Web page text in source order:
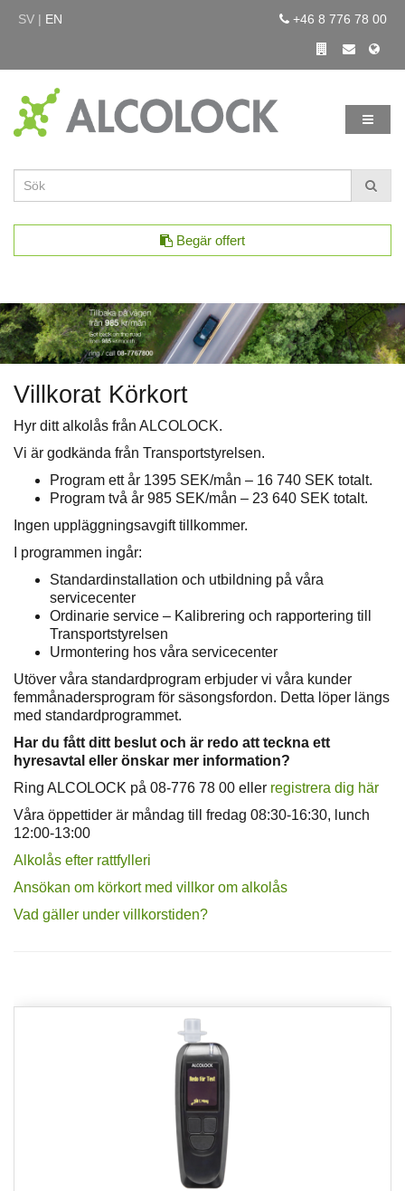
SV | EN +46 8 776 78 00
Begär offert
Villkorat Körkort
Hyr ditt alkolås från ALCOLOCK.
Vi är godkända från Transportstyrelsen.
Program ett år 1395 SEK/mån – 16 740 SEK totalt.
Program två år 985 SEK/mån – 23 640 SEK totalt.
Ingen uppläggningsavgift tillkommer.
I programmen ingår:
Standardinstallation och utbildning på våra
servicecenter
Ordinarie service – Kalibrering och rapportering till
Transportstyrelsen
Urmontering hos våra servicecenter
Utöver våra standardprogram erbjuder vi våra kunder
femmånadersprogram för säsongsfordon. Detta löper längs
med standardprogrammet.
Har du fått ditt beslut och är redo att teckna ett
hyresavtal eller önskar mer information?
Ring ALCOLOCK på 08-776 78 00 eller registrera dig här
Våra öppettider är måndag till fredag 08:30-16:30, lunch
12:00-13:00
Alkolås efter rattfylleri
Ansökan om körkort med villkor om alkolås
Vad gäller under villkorstiden?